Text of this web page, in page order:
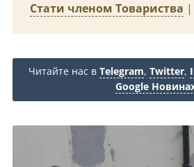
Стати членом Товариства |
Читайте нас в Telegram, Twitter,
Google